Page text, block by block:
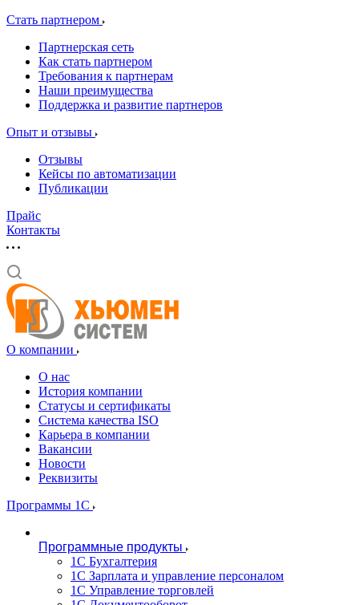
Стать партнером
Партнерская сеть
Как стать партнером
Требования к партнерам
Наши преимущества
Поддержка и развитие партнеров
Опыт и отзывы
Отзывы
Кейсы по автоматизации
Публикации
Прайс
Контакты
О компании
О нас
История компании
Статусы и сертификаты
Система качества ISO
Карьера в компании
Вакансии
Новости
Реквизиты
Программы 1С
Программные продукты
1С Бухгалтерия
1С Зарплата и управление персоналом
1С Управление торговлей